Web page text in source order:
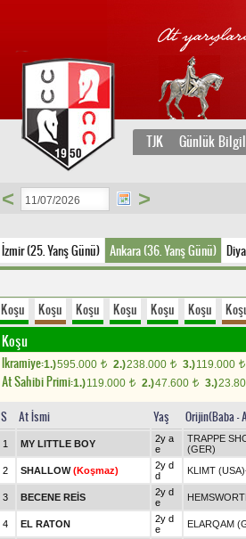
TJK Günlük
< >
İzmir (25. Yarış Günü) Ankara (36. Yarış Günü)
Koşu Koşu Koşu Koşu Koşu Koşu
Koşu
Ikramiye:1.)595.000 t 2.)238.000 t 3.)119.000 t
At Sahibi Primi:1.)119.000 t 2.)47.600 t 3.)
S At İsmi Yaş Orijin(Baba -
1 MY LITTLE BOY
2y a
e
TRAPPE
(GER)
2 SHALLOW(Koşmaz)
2y d
d
KLIMT (USA)
3 BECENE REİS
2y d
e
4 EL RATON
2y d
e
ELARQAM